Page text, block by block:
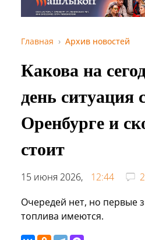
Главная Архив новостей
Какова на
день ситуация
Оренбурге и
стоит
15 июня 2026, 12:44
Очередей нет, но первые
топлива имеются.